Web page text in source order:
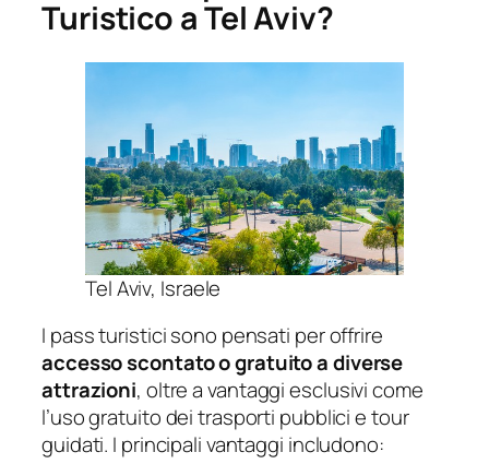
Turistico a Tel Aviv?
Tel Aviv, Israele
I pass turistici sono pensati per offrire
accesso scontato o gratuito a diverse
attrazioni, oltre a vantaggi esclusivi come
l’uso gratuito dei trasporti pubblici e tour
guidati. I principali vantaggi includono: